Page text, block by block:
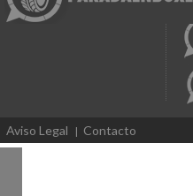
Aviso Legal Contacto